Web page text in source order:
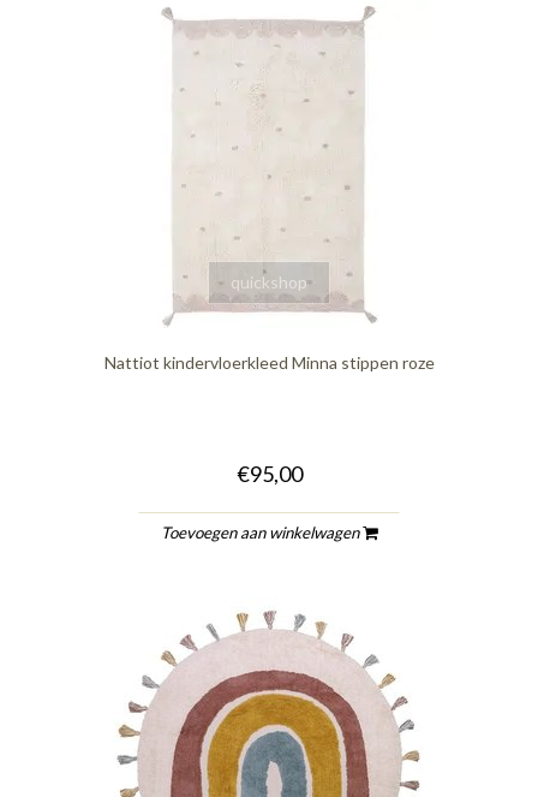
quickshop
Nattiot kindervloerkleed Minna stippen roze
€95,00
Toevoegen aan winkelwagen